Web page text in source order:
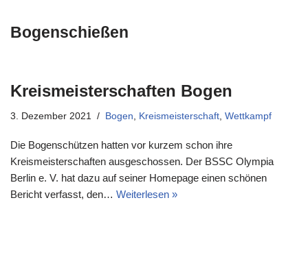
Bogenschießen
Kreismeisterschaften Bogen
3. Dezember 2021 Bogen, Kreismeisterschaft, Wettkampf
Die Bogenschützen hatten vor kurzem schon ihre
Kreismeisterschaften ausgeschossen. Der BSSC Olympia
Berlin e. V. hat dazu auf seiner Homepage einen schönen
Bericht verfasst, den… Weiterlesen »